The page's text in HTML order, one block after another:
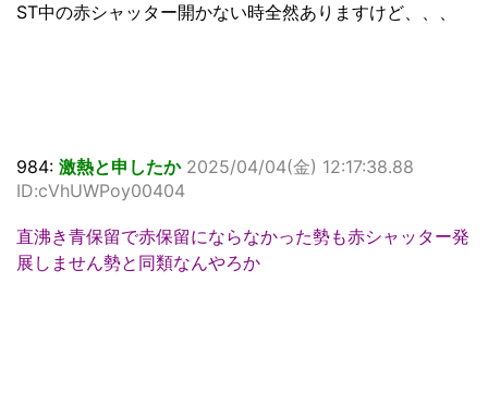
ST中の赤シャッター開かない時全然ありますけど、、、
984: 激熱と申したか 2025/04/04(金) 12:17:38.88
ID:cVhUWPoy00404
直沸き青保留で赤保留にならなかった勢も赤シャッター発
展しません勢と同類なんやろか